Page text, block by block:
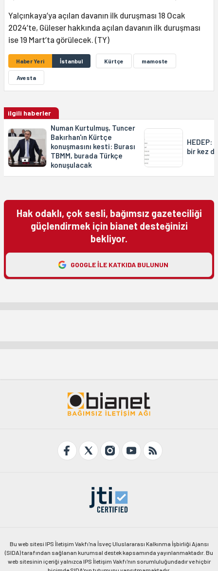
Yalçınkaya’ya açılan davanın ilk duruşması 18 Ocak
2024’te, Güleser hakkında açılan davanın ilk duruşması
ise 19 Mart’ta görülecek. (TY)
Haber Yeri İstanbul Kürtçe mamoste
Avesta
ilgili haberler
Numan Kurtulmuş, Tuncer
Bakırhan'ın Kürtçe
konuşmasını kesti: Burası
TBMM, burada Türkçe
konuşulacak
HEDEP:
bir kez
Hak odaklı, çok sesli, bağımsız gazeteciliği
güçlendirmek için bianet desteğinizi
bekliyor.
GOOGLE ILE KATKIDA BULUNUN
Bu web sitesi IPS İletişim Vakfı'na İsveç Uluslararası Kalkınma İşbirliği Ajansı
(SIDA) tarafından sağlanan kurumsal destek kapsamında yayınlanmaktadır. Bu
web sitesinin içeriği yalnızca IPS İletişim Vakfı'nın sorumluluğundadır ve hiçbir